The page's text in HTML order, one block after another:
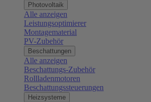
Photovoltaik
Alle anzeigen
Leistungsoptimierer
Montagematerial
PV-Zubehör
Beschattungen
Alle anzeigen
Beschattungs-Zubehör
Rollladenmotoren
Beschattungssteuerungen
Heizsysteme